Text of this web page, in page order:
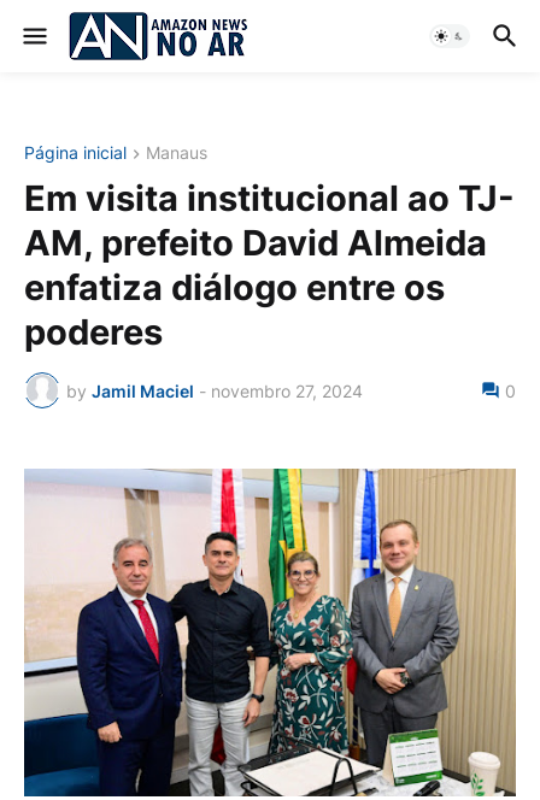
Página inicial Manaus
Em visita institucional ao TJ-
AM, prefeito David Almeida
enfatiza diálogo entre os
poderes
by Jamil Maciel - novembro 27, 2024 0